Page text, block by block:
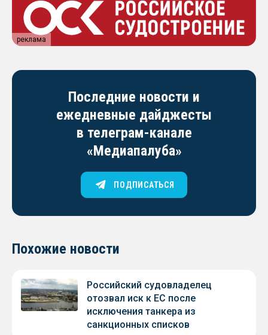
реклама
Последние новости и
ежедневные дайджесты
в телеграм-канале
«Медиапалуба»
ПОДПИСАТЬСЯ
Похожие новости
Российский судовладелец
отозвал иск к ЕС после
исключения танкера из
санкционных списков